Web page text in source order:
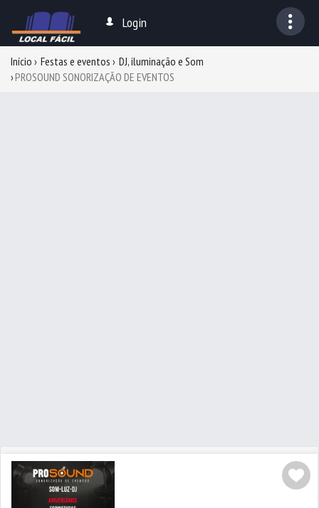
Login
Início Festas e eventos
DJ, iluminação e Som
PROSOUND SONORIZAÇÃO DE EVENTOS